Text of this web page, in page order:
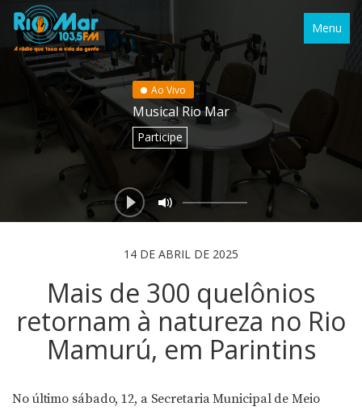
Menu
Ao Vivo
Musical Rio Mar
Participe
14 DE ABRIL DE 2025
Mais de 300 quelônios
retornam à natureza no Rio
Mamurú, em Parintins
No último sábado, 12, a Secretaria Municipal de Meio